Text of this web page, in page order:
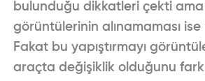
bulunduğu dikkatleri çekti
görüntülerinin alınamaması ise
Fakat bu yapıştırmayı
araçta değişiklik olduğunu